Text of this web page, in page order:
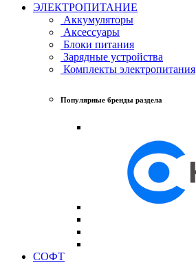
ЭЛЕКТРОПИТАНИЕ
Аккумуляторы
Аксессуары
Блоки питания
Зарядные устройства
Комплекты электропитания
Популярные бренды раздела
СОФТ